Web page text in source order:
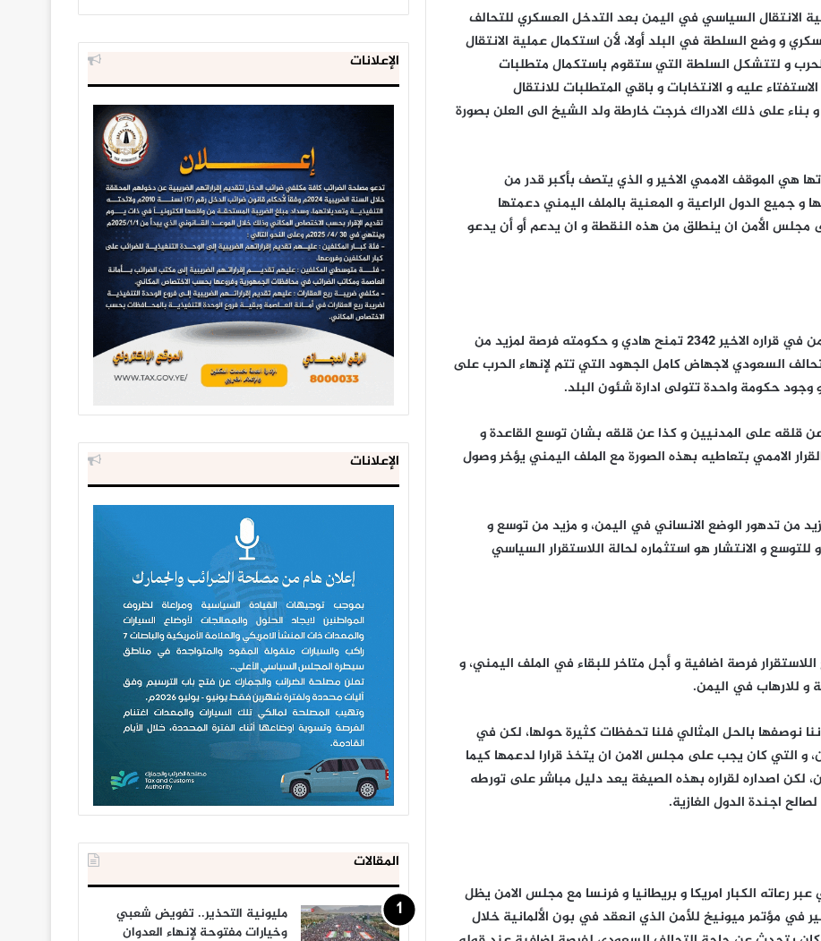
الانتقال السياسي في اليمن بعد التدخل العسكري للتحالف
و وضع السلطة في البلد أولا، لأن استكمال عملية الانتقال
و لتتشكل السلطة التي ستقوم باستكمال متطلبات
عليه و الانتخابات و باقي المتطلبات للانتقال
على ذلك الادراك خرجت خارطة ولد الشيخ الى العلن بصورة
هي الموقف الاممي الاخير و الذي يتصف بأكبر قدر من
و جميع الدول الراعية و المعنية بالملف اليمني دعمتها
مجلس الأمن ان ينطلق من هذه النقطة و ان يدعم أو أن يدعو
و قال: المرونة غير المقبولة التي ابداها مجلس الامن في قراره الاخير 2342 تمنح هادي و حكومته فرصة لمزيد من
السعودي لاجهاض كامل الجهود التي تتم لإنهاء الحرب على
وجود حكومة واحدة تتولى ادارة شئون البلد.
عن قلقه على المدنيين و كذا عن قلقه بشان توسع القاعدة و
الاممي بتعاطيه بهذه الصورة مع الملف اليمني يؤخر وصول
من تدهور الوضع الانساني في اليمن، و مزيد من توسع و
و الانتشار هو استثماره لحالة اللاستقرار السياسي
فرصة اضافية و أجل متاخر للبقاء في الملف اليمني، و
و للارهاب في اليمن.
نوصفها بالحل المثالي فلنا تحفظات كثيرة حولها، لكن في
و التي كان يجب على مجلس الامن ان يتخذ قرارا لدعمها كيما
اصداره لقراره بهذه الصيغة يعد دليل مباشر على تورطه
اجندة الدول الغازية.
رعاته الكبار امريكا و بريطانيا و فرنسا مع مجلس الامن يظل
في مؤتمر ميونيخ للأمن الذي انعقد في بون الألمانية خلال
الإعلانات
الإعلانات
المقالات
مليونية التحذير.. تفويض شعبي
وخيارات مفتوحة لإنهاء العدوان